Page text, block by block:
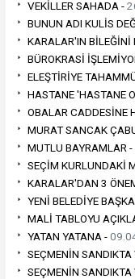
VEKİLLER SAHADA -
BUNUN ADI KULİS
KARALAR'IN BİLEĞİNİ
BÜROKRASİ
ELEŞTİRİYE
HASTANE 'HASTANE
OBALAR CADDESİNE
MURAT SANCAK
MUTLU BAYRAMLAR -
SEÇİM KURLUNDAKİ
KARALAR'DAN 3
YENİ BELEDİYE
MALİ TABLOYU
YATAN YATANA -
SEÇMENİN
SEÇMENİN